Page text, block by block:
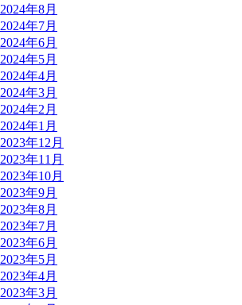
2024年8月
2024年7月
2024年6月
2024年5月
2024年4月
2024年3月
2024年2月
2024年1月
2023年12月
2023年11月
2023年10月
2023年9月
2023年8月
2023年7月
2023年6月
2023年5月
2023年4月
2023年3月